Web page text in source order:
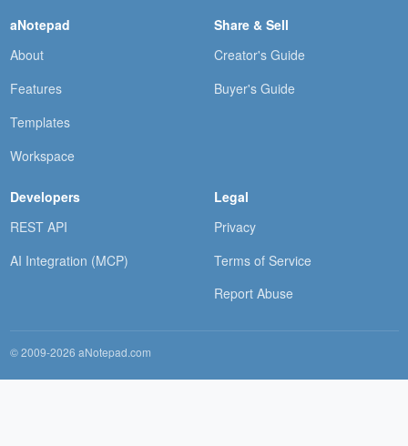
aNotepad
About
Features
Templates
Workspace
Share & Sell
Creator's Guide
Buyer's Guide
Developers
REST API
AI Integration (MCP)
Legal
Privacy
Terms of Service
Report Abuse
© 2009-2026 aNotepad.com